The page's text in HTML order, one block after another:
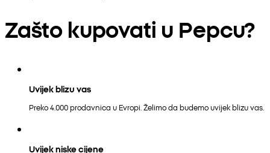
Zašto kupovati u Pepcu?
Uvijek blizu vas
Preko 4.000 prodavnica u Evropi. Želimo da budemo uvijek blizu vas.
Uvijek niske cijene